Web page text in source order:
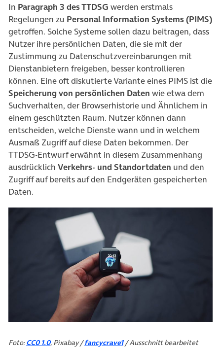
In Paragraph 3 des TTDSG werden erstmals
Regelungen zu Personal Information Systems (PIMS)
getroffen. Solche Systeme sollen dazu beitragen, dass
Nutzer ihre persönlichen Daten, die sie mit der
Zustimmung zu Datenschutzvereinbarungen mit
Dienstanbietern freigeben, besser kontrollieren
können. Eine oft diskutierte Variante eines PIMS ist die
Speicherung von persönlichen Daten wie etwa dem
Suchverhalten, der Browserhistorie und Ähnlichem in
einem geschützten Raum. Nutzer können dann
entscheiden, welche Dienste wann und in welchem
Ausmaß Zugriff auf diese Daten bekommen. Der
TTDSG-Entwurf erwähnt in diesem Zusammenhang
ausdrücklich Verkehrs- und Standortdaten und den
Zugriff auf bereits auf den Endgeräten gespeicherten
Daten.
Foto:CC0 1.0, Pixabay /fancycrave1/ Ausschnitt bearbeitet